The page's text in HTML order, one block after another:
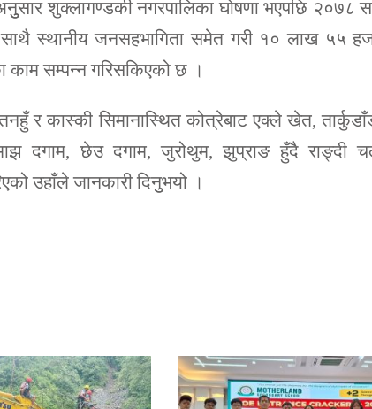
शुक्लागण्डकी नगरपालिका घोषणा भएपछि २०७८
स्थानीय जनसहभागिता समेत गरी १० लाख ५५
काम सम्पन्न गरिसकिएको छ ।
तनहुँ र कास्की सिमानास्थित कोत्रेबाट एक्ले खेत,
दगाम, छेउ दगाम, जुरोथुम, झुप्राङ हुँदै राङ्दी
उहाँले जानकारी दिनुुभयो ।